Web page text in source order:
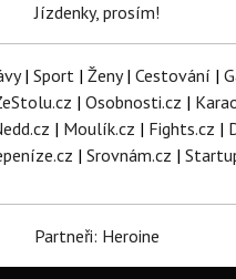
Jízdenky, prosím!
| Sport | Ženy| Cestování |
| Osobnosti.cz |
| Moulík.cz | Fights.cz |
| Srovnám.cz |
Partneři: Heroine